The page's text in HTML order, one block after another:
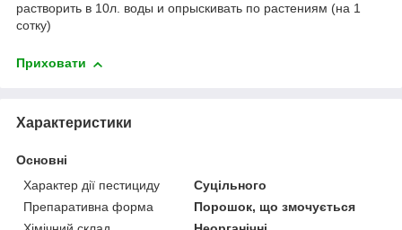
растворить в 10л. воды и опрыскивать по растениям (на 1
сотку)
Приховати
Характеристики
Основні
Характер дії пестициду
Суцільного
Препаративна форма
Порошок, що змочується